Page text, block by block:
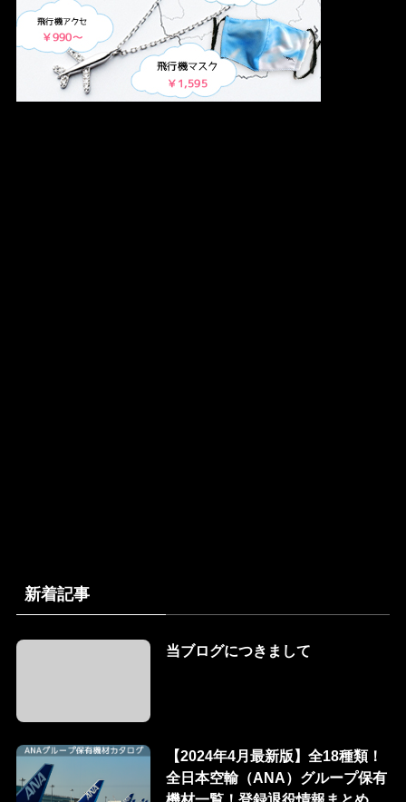
新着記事
当ブログにつきまして
【2024年4月最新版】全18種類！
全日本空輸（ANA）グループ保有